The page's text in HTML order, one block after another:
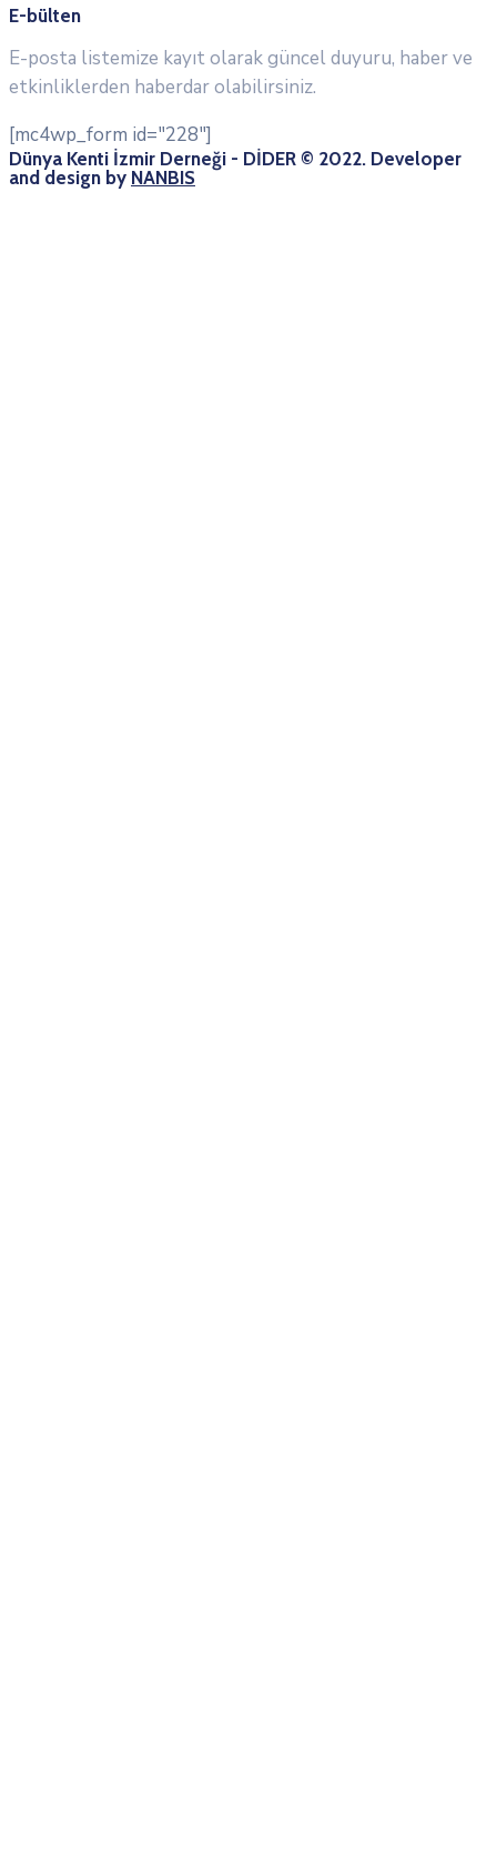
E-bülten
E-posta listemize kayıt olarak güncel duyuru, haber ve
etkinliklerden haberdar olabilirsiniz.
[mc4wp_form id="228"]
Dünya Kenti İzmir Derneği - DİDER © 2022. Developer
and design by NANBIS